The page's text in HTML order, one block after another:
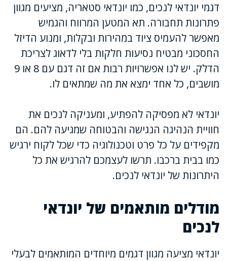
דגמי יונדאי לנכים, כמו יונדאי סטאריה, מציעים מגוון
פתרונות תחבורה. תא המטען המרווח והגמיש
מאפשר להעמיס ציוד במהירות ובקלות, ומנוע הדיזל
החסכוני מבטיח נסיעות חלקות בלי לדאוג לצריכת
הדלק. יש לנו אפשרויות רבות אם זה דגם עם 8 או 9
מושבים, כל אחד ימצא את מה שמתאים לו.
יונדאי לא מפסיקה להפתיע, ומעניקה לנכים את
חוויית הנהיגה הנגישה והבטוחה שמגיעה להם. הם
מקפידים על כל פרט וטכנולוגיה כדי שכל לקוח ירגיש
כמו בבית ברכבו. תרשו לעצמכם להרגיש את כל
היתרונות של יונדאי לנכים.
מודלים מותאמים של יונדאי
לנכים
יונדאי מציעה מגוון דגמים מיוחדים המותאמים לבעלי